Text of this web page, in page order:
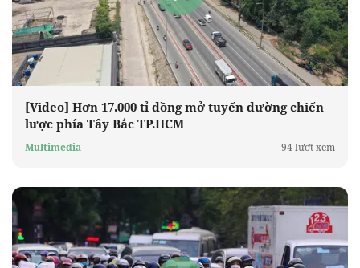
[Video] Hơn 17.000 tỉ đồng mở tuyến đường chiến
lược phía Tây Bắc TP.HCM
Multimedia 94 lượt xem